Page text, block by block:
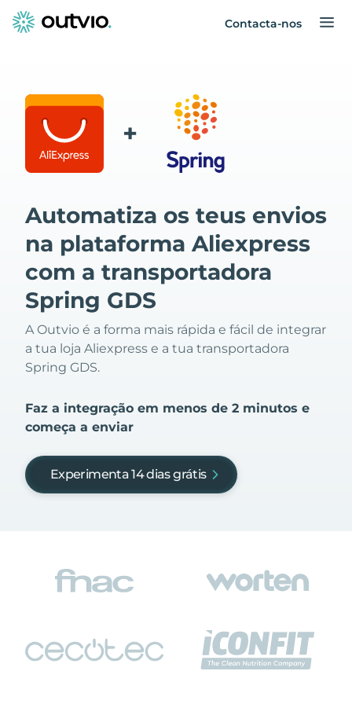
Contacta-nos
+
Automatiza os teus envios
na plataforma Aliexpress
com a transportadora
Spring GDS
A Outvio é a forma mais rápida e fácil de integrar
a tua loja Aliexpress e a tua transportadora
Spring GDS.
Faz a integração em menos de 2 minutos e
começa a enviar
Experimenta 14 dias grátis